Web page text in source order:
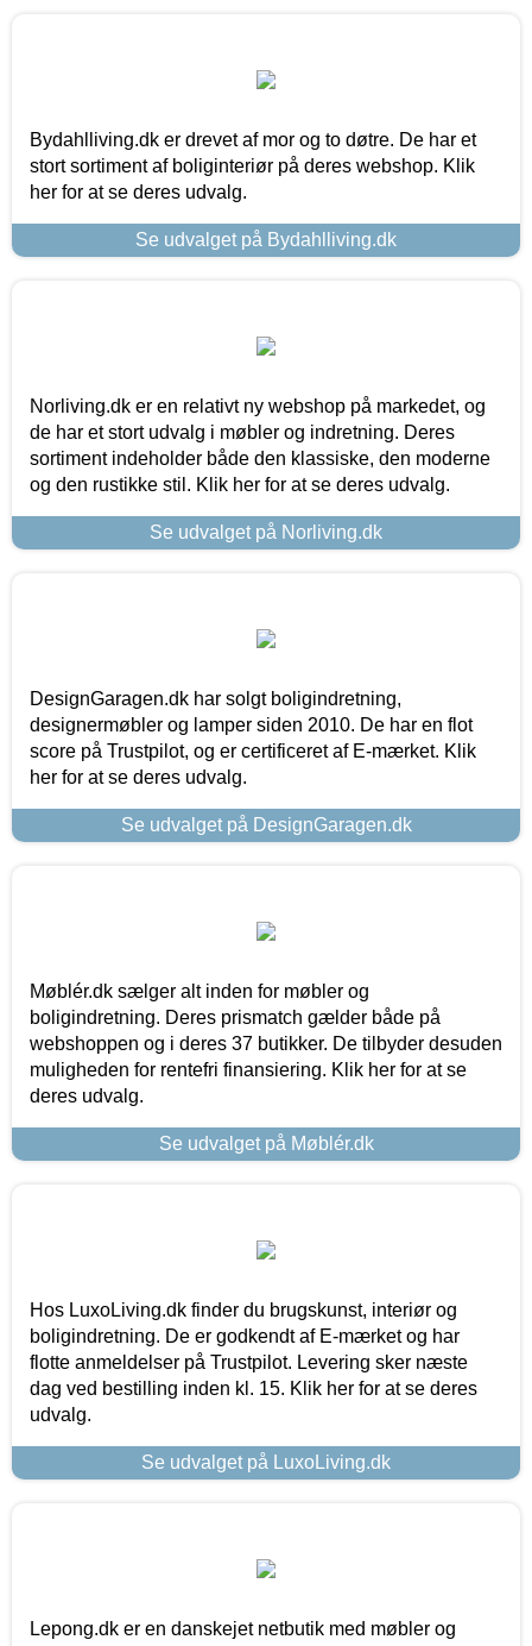
Bydahlliving.dk er drevet af mor og to døtre. De har et
stort sortiment af boliginteriør på deres webshop. Klik
her for at se deres udvalg.
Se udvalget på Bydahlliving.dk
Norliving.dk er en relativt ny webshop på markedet, og
de har et stort udvalg i møbler og indretning. Deres
sortiment indeholder både den klassiske, den moderne
og den rustikke stil. Klik her for at se deres udvalg.
Se udvalget på Norliving.dk
DesignGaragen.dk har solgt boligindretning,
designermøbler og lamper siden 2010. De har en flot
score på Trustpilot, og er certificeret af E-mærket. Klik
her for at se deres udvalg.
Se udvalget på DesignGaragen.dk
Møblér.dk sælger alt inden for møbler og
boligindretning. Deres prismatch gælder både på
webshoppen og i deres 37 butikker. De tilbyder desuden
muligheden for rentefri finansiering. Klik her for at se
deres udvalg.
Se udvalget på Møblér.dk
Hos LuxoLiving.dk finder du brugskunst, interiør og
boligindretning. De er godkendt af E-mærket og har
flotte anmeldelser på Trustpilot. Levering sker næste
dag ved bestilling inden kl. 15. Klik her for at se deres
udvalg.
Se udvalget på LuxoLiving.dk
Lepong.dk er en danskejet netbutik med møbler og